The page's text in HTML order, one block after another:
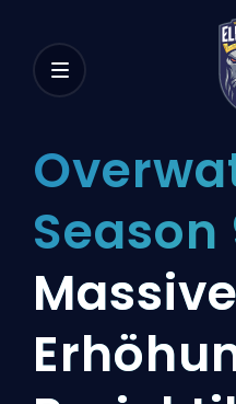
Season
Massive